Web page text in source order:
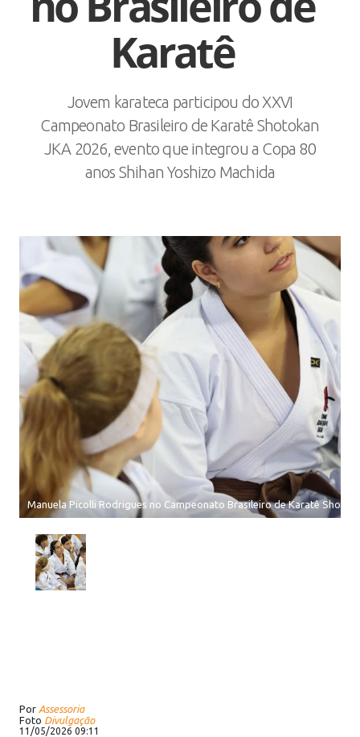
Karatê
Jovem karateca participou do XXVI
Campeonato Brasileiro de Karatê Shotokan
JKA 2026, evento que integrou a Copa 80
anos Shihan Yoshizo Machida
Manuela Picolli Rodrigues no Campeonato Brasileiro de Karatê
Por Assessoria
Foto Divulgação
11/05/2026 09:11